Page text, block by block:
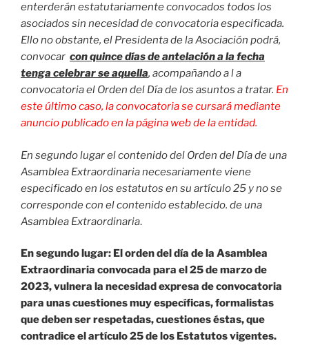
enterderán estatutariamente convocados todos los
asociados sin necesidad de convocatoria especificada.
Ello no obstante, el Presidenta de la Asociación podrá,
convocar con quince días de antelación a la fecha
tenga celebrar se aquella, acompañando a l a
convocatoria el Orden del Día de los asuntos a tratar. En
este último caso, la convocatoria se cursará mediante
anuncio publicado en la página web de la entidad.
En segundo lugar el contenido del Orden del Día de una
Asamblea Extraordinaria necesariamente viene
especificado en los estatutos en su artículo 25 y no se
corresponde con el contenido establecido. de una
Asamblea Extraordinaria.
En segundo lugar: El orden del día de la Asamblea
Extraordinaria convocada para el 25 de marzo de
2023, vulnera la necesidad expresa de convocatoria
para unas cuestiones muy específicas, formalistas
que deben ser respetadas, cuestiones éstas, que
contradice el artículo 25 de los Estatutos vigentes.